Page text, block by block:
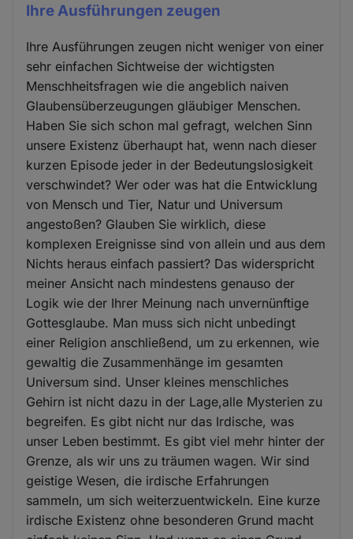
Ihre Ausführungen zeugen
Ihre Ausführungen zeugen nicht weniger von einer
sehr einfachen Sichtweise der wichtigsten
Menschheitsfragen wie die angeblich naiven
Glaubensüberzeugungen gläubiger Menschen.
Haben Sie sich schon mal gefragt, welchen Sinn
unsere Existenz überhaupt hat, wenn nach dieser
kurzen Episode jeder in der Bedeutungslosigkeit
verschwindet? Wer oder was hat die Entwicklung
von Mensch und Tier, Natur und Universum
angestoßen? Glauben Sie wirklich, diese
komplexen Ereignisse sind von allein und aus dem
Nichts heraus einfach passiert? Das widerspricht
meiner Ansicht nach mindestens genauso der
Logik wie der Ihrer Meinung nach unvernünftige
Gottesglaube. Man muss sich nicht unbedingt
einer Religion anschließend, um zu erkennen, wie
gewaltig die Zusammenhänge im gesamten
Universum sind. Unser kleines menschliches
Gehirn ist nicht dazu in der Lage,alle Mysterien zu
begreifen. Es gibt nicht nur das Irdische, was
unser Leben bestimmt. Es gibt viel mehr hinter der
Grenze, als wir uns zu träumen wagen. Wir sind
geistige Wesen, die irdische Erfahrungen
sammeln, um sich weiterzuentwickeln. Eine kurze
irdische Existenz ohne besonderen Grund macht